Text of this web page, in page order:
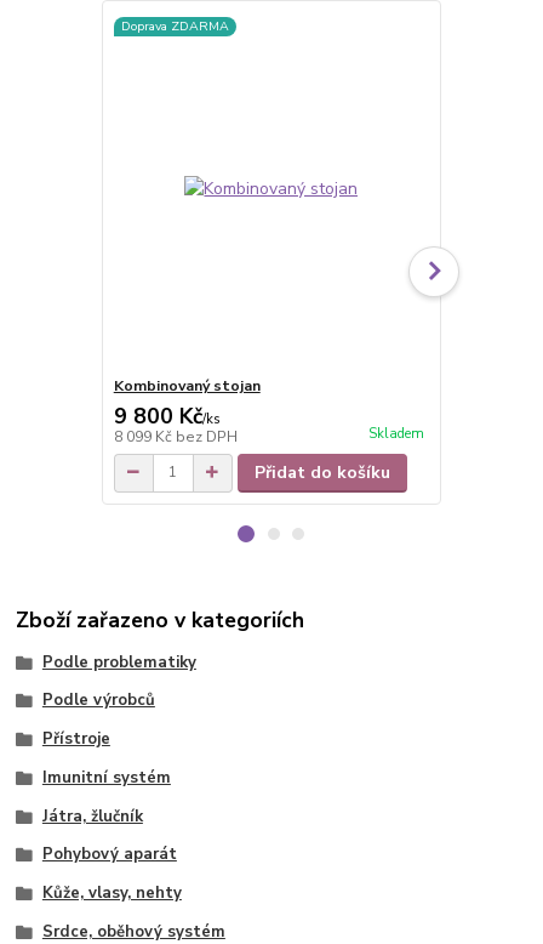
Doprava ZDARMA
Kombinovaný stojan
9 800 Kč/ks
8 099 Kč bez DPH Skladem
Přidat do košíku
Zboží zařazeno v kategoriích
Podle problematiky
Podle výrobců
Přístroje
Imunitní systém
Játra, žlučník
Pohybový aparát
Kůže, vlasy, nehty
Srdce, oběhový systém